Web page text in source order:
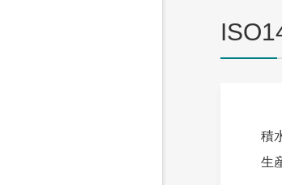
積
生